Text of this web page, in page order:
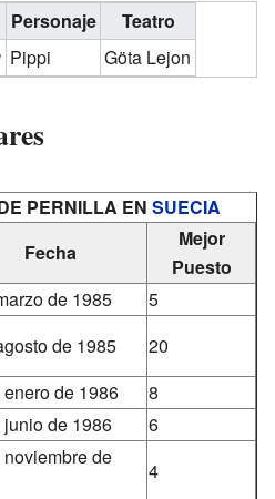
Personaje
Teatro
Pippi Göta Lejon
PERNILLA EN SUECIA
Fecha
Mejor
Puesto
de 1985
5
de 1985
20
de 1986
8
junio de 1986
6
noviembre de
4